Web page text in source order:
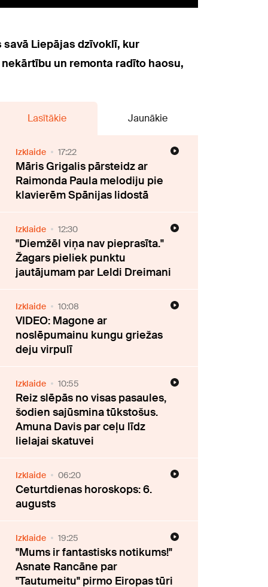
Liepājas dzīvoklī, kur
un remonta radīto haosu,
Lasītākie Jaunākie
Izklaide 17:22
Māris Grigalis pārsteidz ar
Raimonda Paula melodiju pie
klavierēm Spānijas lidostā
Izklaide 12:30
"Diemžēl viņa nav pieprasīta."
Žagars pieliek punktu
jautājumam par Leldi Dreimani
Izklaide 10:08
VIDEO: Magone ar
noslēpumainu kungu griežas
deju virpulī
Izklaide 10:55
Reiz slēpās no visas pasaules,
šodien sajūsmina tūkstošus.
Amuna Davis par ceļu līdz
lielajai skatuvei
Izklaide 06:20
Ceturtdienas horoskops: 6.
augusts
Izklaide 19:25
"Mums ir fantastisks notikums!"
Asnate Rancāne par
"Tautumeitu" pirmo Eiropas tūri